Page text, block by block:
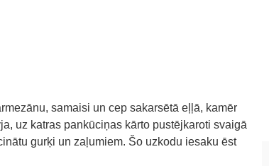
samaisi un cep sakarsētā eļļā, kamēr
uz katras pankūciņas kārto pustējkaroti svaigā
gurķi un zaļumiem. Šo uzkodu iesaku ēst